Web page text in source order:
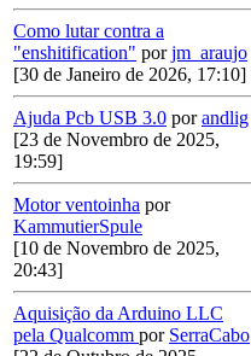
Como lutar contra a
"enshitification" porjm_araujo
[30 de Janeiro de 2026, 17:10]
Ajuda Pcb USB 3.0 porandlig
[23 de Novembro de 2025,
19:59]
Motor ventoinha por
KammutierSpule
[10 de Novembro de 2025,
20:43]
Aquisição da Arduino LLC
pela Qualcomm por SerraCabo